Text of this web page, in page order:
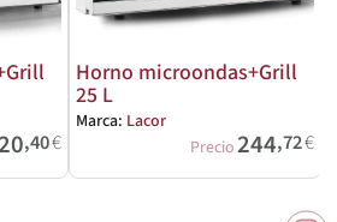
,40€
Horno microondas+Grill
25 L
Marca: Lacor
Precio244,72€